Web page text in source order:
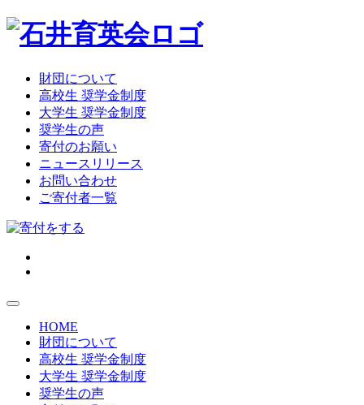
財団について
高校生 奨学金制度
大学生 奨学金制度
奨学生の声
寄付のお願い
ニュースリリース
お問い合わせ
ご寄付者一覧
HOME
財団について
高校生 奨学金制度
大学生 奨学金制度
奨学生の声